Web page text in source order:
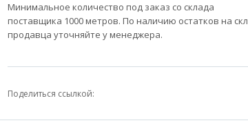
Минимальное количество под заказ со склада
поставщика 1000 метров. По наличию остатков на
продавца уточняйте у менеджера.
Поделиться ссылкой: